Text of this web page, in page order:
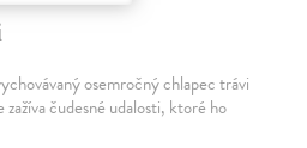
osemročný chlapec trávi
čudesné udalosti, ktoré ho